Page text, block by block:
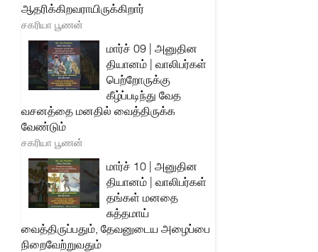
ஆதரிக்கிறவராயிருக்கிறார்
சகரியா பூணன்
மார்ச் 09 | அனுதின
தியானம் | வாலிபர்கள்
பெற்றோருக்கு
கீழ்ப்படிந்து வேத
வசனத்தை மனதில் வைத்திருக்க
வேண்டும்
சகரியா பூணன்
மார்ச் 10 | அனுதின
தியானம் | வாலிபர்கள்
தங்கள் மனதை
சுத்தமாய்
வைத்திருப்பதும், தேவனுடைய அழைப்பை
நிறைவேற்றுவதும்